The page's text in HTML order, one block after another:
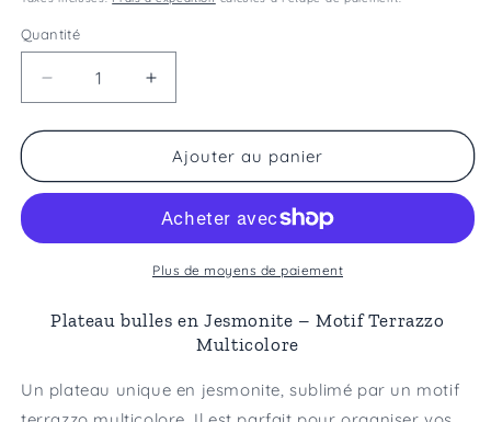
Quantité
Réduire
la
quantité
Plateau
multicolore
Augmenter
la
quantité
Plateau
terrazzo
multicolore
Ajouter au panier
Plus de moyens de paiement
Plateau bulles en Jesmonite – Motif Terrazzo
Multicolore
Un plateau unique en jesmonite, sublimé par un motif